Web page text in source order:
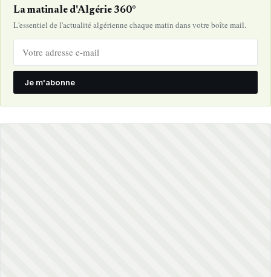
La matinale d'Algérie 360°
L'essentiel de l'actualité algérienne chaque matin dans votre boîte mail.
Je m'abonne